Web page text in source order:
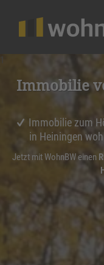
Immobilie
Immobilie zum
in Heiningen
Jetzt mit WohnBW einen